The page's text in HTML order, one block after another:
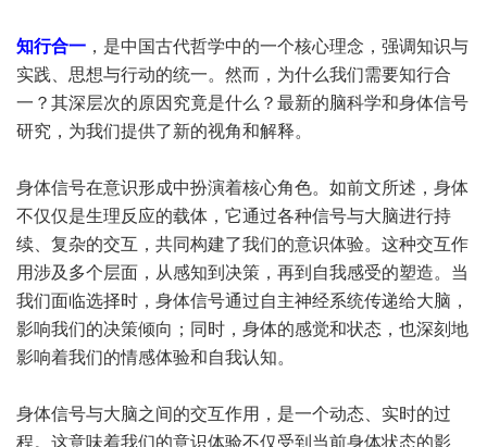
知行合一 ，是中国古代哲学中的一个核心理念，强调知识与
实践、思想与行动的统一。然而，为什么我们需要知行合
一？其深层次的原因究竟是什么？最新的脑科学和身体信号
研究，为我们提供了新的视角和解释。
身体信号在意识形成中扮演着核心角色。如前文所述，身体
不仅仅是生理反应的载体，它通过各种信号与大脑进行持
续、复杂的交互，共同构建了我们的意识体验。这种交互作
用涉及多个层面，从感知到决策，再到自我感受的塑造。当
我们面临选择时，身体信号通过自主神经系统传递给大脑，
影响我们的决策倾向；同时，身体的感觉和状态，也深刻地
影响着我们的情感体验和自我认知。
身体信号与大脑之间的交互作用，是一个动态、实时的过
程。这意味着我们的意识体验不仅受到当前身体状态的影